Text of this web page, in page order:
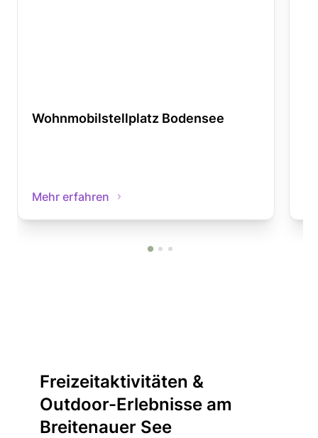
Wohnmobilstellplatz Bodensee
Mehr erfahren
Freizeitaktivitäten &
Outdoor-Erlebnisse am
Breitenauer See